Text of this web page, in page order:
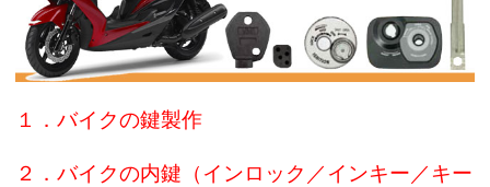
１．バイクの鍵製作
２．バイクの内鍵（インロック／インキー／キー